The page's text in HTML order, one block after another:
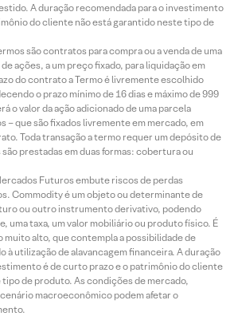
A duração recomendada para o investimento
do cliente não está garantido neste tipo de
são contratos para compra ou a venda de uma
ações, a um preço fixado, para liquidação em
do contrato a Termo é livremente escolhido
o prazo mínimo de 16 dias e máximo de 999
o valor da ação adicionado de uma parcela
– que são fixados livremente em mercado, em
Toda transação a termo requer um depósito de
prestadas em duas formas: cobertura ou
Futuros embute riscos de perdas
Commodity é um objeto ou determinante de
ou outro instrumento derivativo, podendo
uma taxa, um valor mobiliário ou produto físico. É
alto, que contempla a possibilidade de
à utilização de alavancagem financeira. A duração
é de curto prazo e o patrimônio do cliente
de produto. As condições de mercado,
macroeconômico podem afetar o